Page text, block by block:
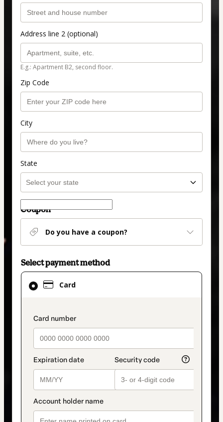
Address line 2 (optional)
E.g.: Apartment B2, second floor.
Zip Code
City
State
Coupon
Do you have a coupon?
Select payment method
Card
payment_data.section_title_v2
Card
selected
method